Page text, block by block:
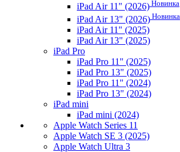
iPad Air 11" (2026) Новинка
iPad Air 13" (2026) Новинка
iPad Air 11" (2025)
iPad Air 13" (2025)
iPad Pro
iPad Pro 11" (2025)
iPad Pro 13" (2025)
iPad Pro 11" (2024)
iPad Pro 13" (2024)
iPad mini
iPad mini (2024)
Apple Watch Series 11
Apple Watch SE 3 (2025)
Apple Watch Ultra 3